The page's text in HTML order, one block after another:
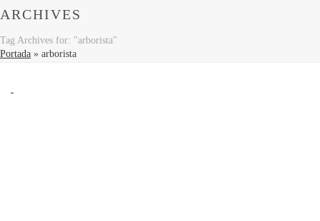
ARCHIVES
Tag Archives for: "arborista"
Portada » arborista